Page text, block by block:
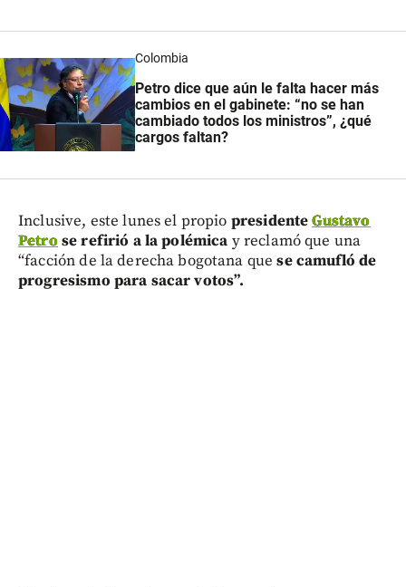
Colombia
Petro dice que aún le falta hacer más
cambios en el gabinete: “no se han
cambiado todos los ministros”, ¿qué
cargos faltan?
Inclusive, este lunes el propio presidenteGustavo
Petrose refirió a la polémica y reclamó que una
“facción de la derecha bogotana que se camufló de
progresismo para sacar votos”.